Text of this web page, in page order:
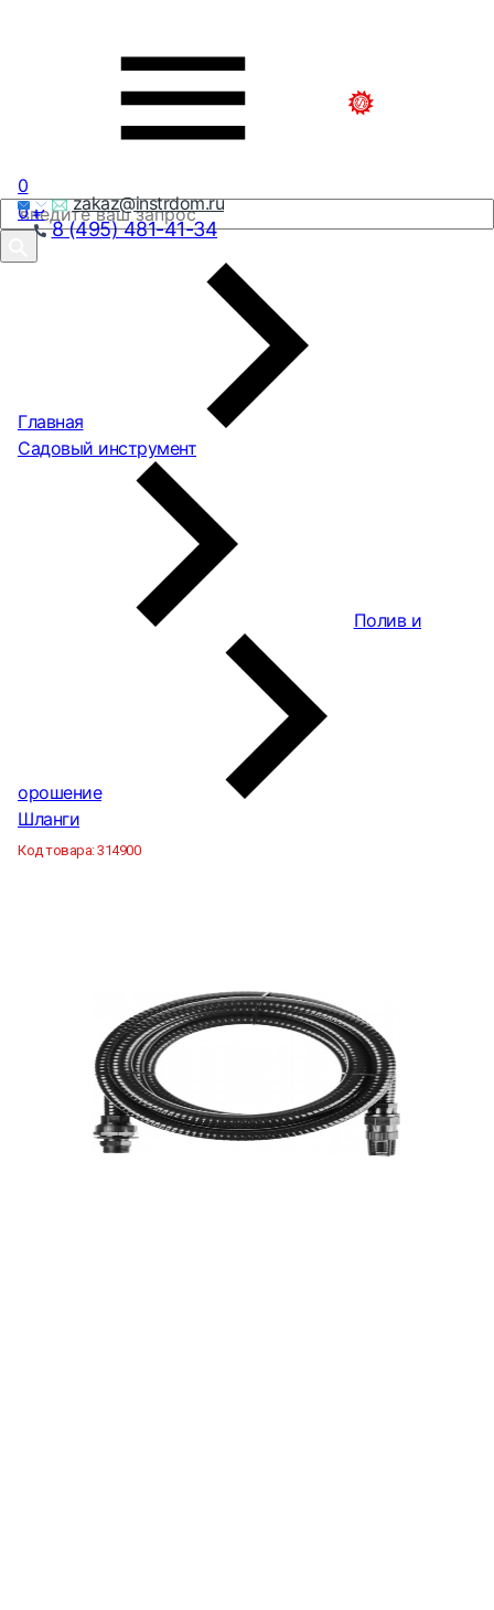
zakaz@instrdom.ru
8 (495) 481-41-34
0
0₽
Главная
Садовый инструмент
Полив и
орошение
Шланги
Код товара:314900